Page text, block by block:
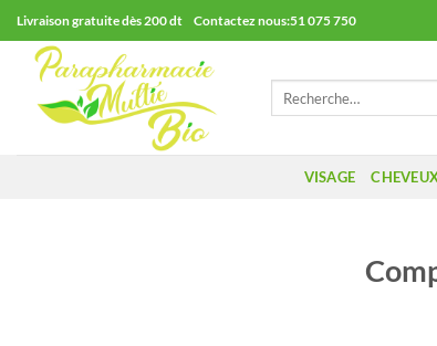
Passer
au
contenu
Livraison gratuite dès 200 dt Contactez nous:51 075 750
VISAGE